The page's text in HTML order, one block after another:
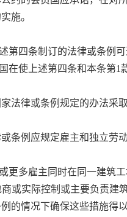
施。
四条制订的法律或条例可
使上述第四条和本条第1
律或条例规定的办法采取
例应规定雇主和独立劳动
多雇主同时在同一建筑工
实际控制或主要负责建筑
的情况下确保这些措施得